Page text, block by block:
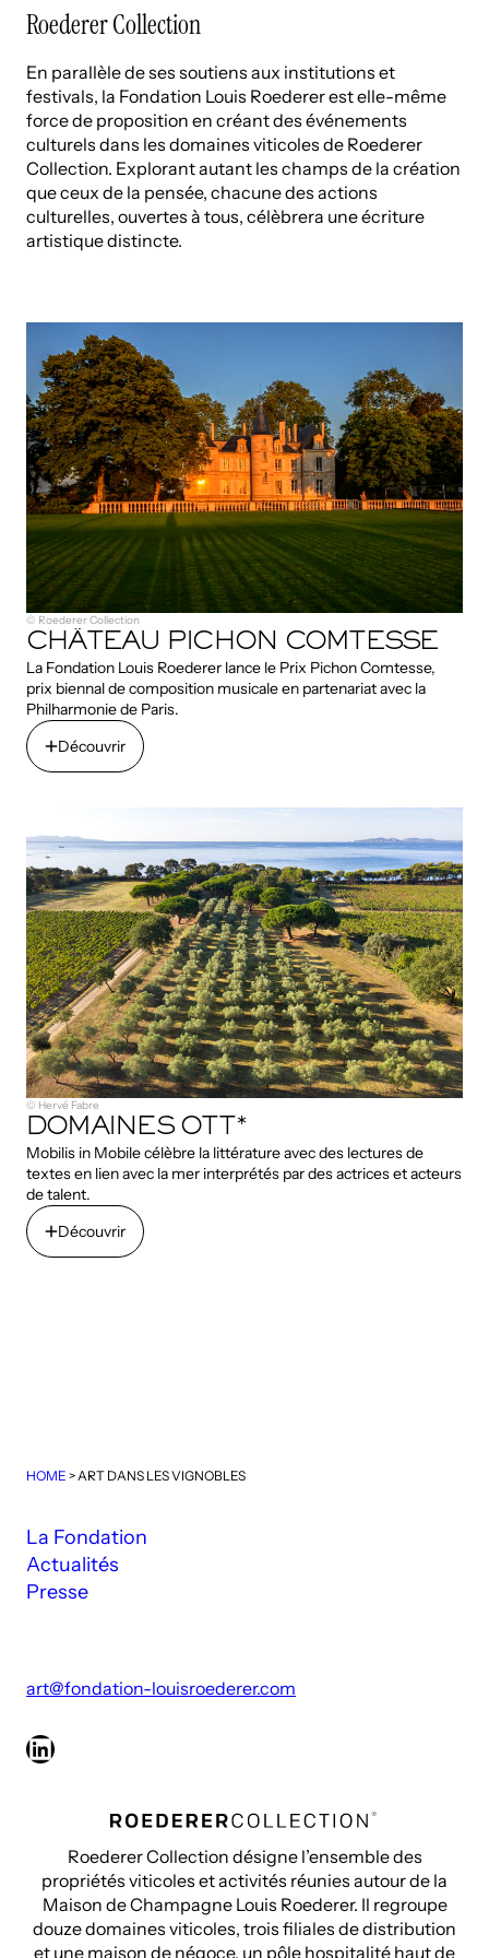
Roederer Collection
En parallèle de ses soutiens aux institutions et
festivals, la Fondation Louis Roederer est elle-même
force de proposition en créant des événements
culturels dans les domaines viticoles de Roederer
Collection. Explorant autant les champs de la création
que ceux de la pensée, chacune des actions
culturelles, ouvertes à tous, célèbrera une écriture
artistique distincte.
© Roederer Collection
CHÂTEAU PICHON COMTESSE
La Fondation Louis Roederer lance le Prix Pichon Comtesse,
prix biennal de composition musicale en partenariat avec la
Philharmonie de Paris.
Découvrir
© Hervé Fabre
DOMAINES OTT*
Mobilis in Mobile célèbre la littérature avec des lectures de
textes en lien avec la mer interprétés par des actrices et acteurs
de talent.
Découvrir
HOME > ART DANS LES VIGNOBLES
La Fondation
Actualités
Presse
art@fondation-louisroederer.com
LinkedIn
Roederer Collection désigne l’ensemble des
propriétés viticoles et activités réunies autour de la
Maison de Champagne Louis Roederer. Il regroupe
douze domaines viticoles, trois filiales de distribution
et une maison de négoce, un pôle hospitalité haut de